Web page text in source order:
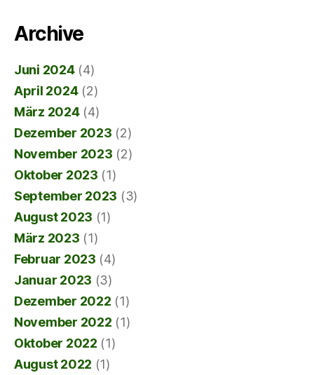
Archive
Juni 2024(4)
April 2024(2)
März 2024(4)
Dezember 2023 (2)
November 2023 (2)
Oktober 2023 (1)
September 2023 (3)
August 2023 (1)
März 2023 (1)
Februar 2023 (4)
Januar 2023 (3)
Dezember 2022 (1)
November 2022 (1)
Oktober 2022 (1)
August 2022 (1)